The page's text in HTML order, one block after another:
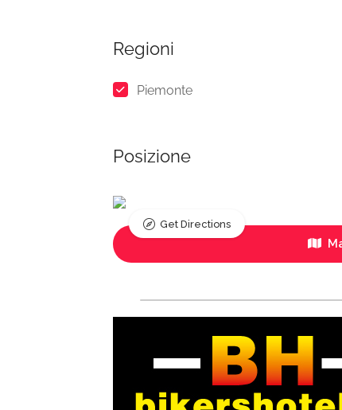
Regioni
Piemonte
Posizione
Get Directions